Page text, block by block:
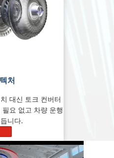
처
대신 토크 컨버터
요 없고 차량 운행
니다.